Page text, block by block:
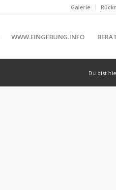
Galerie
WWW.EINGEBUNG.INFO
Du bist